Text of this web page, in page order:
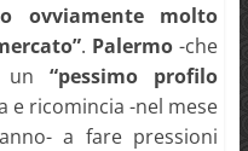
ovviamente molto
. Palermo-che
un“pessimo profilo
e ricomincia -nel mese
a fare pressioni